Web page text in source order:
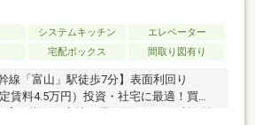
システムキッチン
エレベーター
宅配ボックス 間取り図有り
線「富山」駅徒歩7分】表面利回り
賃料4.5万円）投資・社宅に最適！買